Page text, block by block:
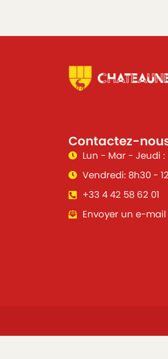
Contactez-
Lun - Mar - Jeudi :
Vendredi: 8h30 -
+33 4 42 58 62 01
Envoyer un e-mail